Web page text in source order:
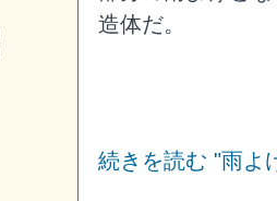
造体だ。
続きを読む "雨よ